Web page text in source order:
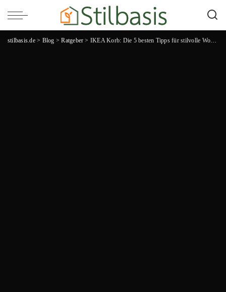
stilbasis.de> Blog >Ratgeber > IKEA Korb: Die 5 besten Tipps für stilvolle Wohnraumorganisation